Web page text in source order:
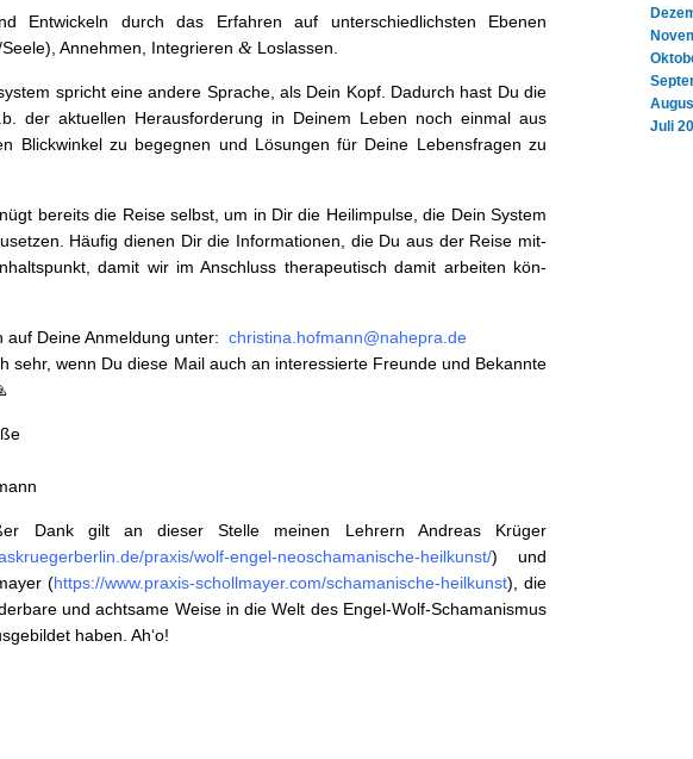
Entwick­eln durch das Erfahren auf unter­schiedlich­sten Ebe­nen
Annehmen, Inte­gri­eren & Loslassen.
spricht eine andere Sprache, als Dein Kopf. Dadurch hast Du die
der aktuellen Her­aus­forderung in Deinem Leben noch ein­mal aus
Blick­winkel zu begeg­nen und Lösun­gen für Deine Lebens­fra­gen zu
bere­its die Reise selb­st, um in Dir die Heilimpulse, die Dein Sys­tem
Häu­fig dienen Dir die Infor­ma­tio­nen, die Du aus der Reise mit­
damit wir im Anschluss ther­a­peutisch damit arbeit­en kön­
auf Deine Anmel­dung unter: christina.hofmann@nahepra.de
sehr, wenn Du diese Mail auch an inter­essierte Fre­unde und Bekan­nte
Dank gilt an dieser Stelle meinen Lehrern Andreas Krüger
praxis/wolf-engel-neoschamanische-heilkunst/) und
(https://www.praxis-schollmayer.com/schamanische-heilkunst), die
und acht­same Weise in die Welt des Engel-Wolf-Schaman­is­mus
haben. Ah‘o!
Juli